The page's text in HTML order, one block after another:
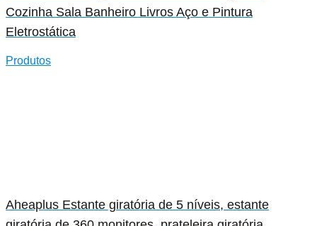
Cozinha Sala Banheiro Livros Aço e Pintura
Eletrostática
Produtos
Aheaplus Estante giratória de 5 níveis, estante